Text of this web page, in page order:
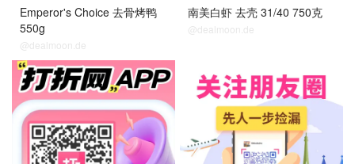
Emperor's Choice 去骨烤鸭
550g
@dealmoon.de
南美白虾 去壳 31/40 750克
@dealmoon.de
关注我们 关注我们